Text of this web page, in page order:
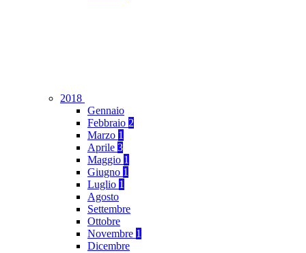
2018
Gennaio
Febbraio 2
Marzo 1
Aprile 3
Maggio 1
Giugno 1
Luglio 1
Agosto
Settembre
Ottobre
Novembre 1
Dicembre